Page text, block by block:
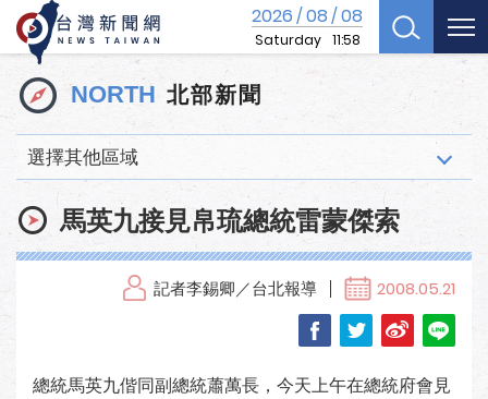
2026/08/08
Saturday 11:58
NORTH 北部新聞
選擇其他區域
馬英九接見帛琉總統雷蒙傑索
記者李錫卿／台北報導 2008.05.21
總統馬英九偕同副總統蕭萬長，今天上午在總統府會見